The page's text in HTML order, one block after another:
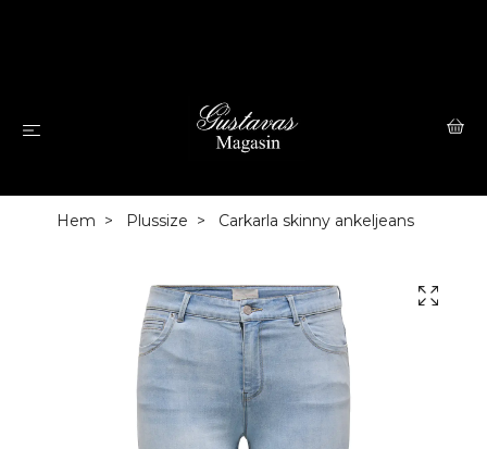
Hem Plussize Carkarla skinny ankeljeans